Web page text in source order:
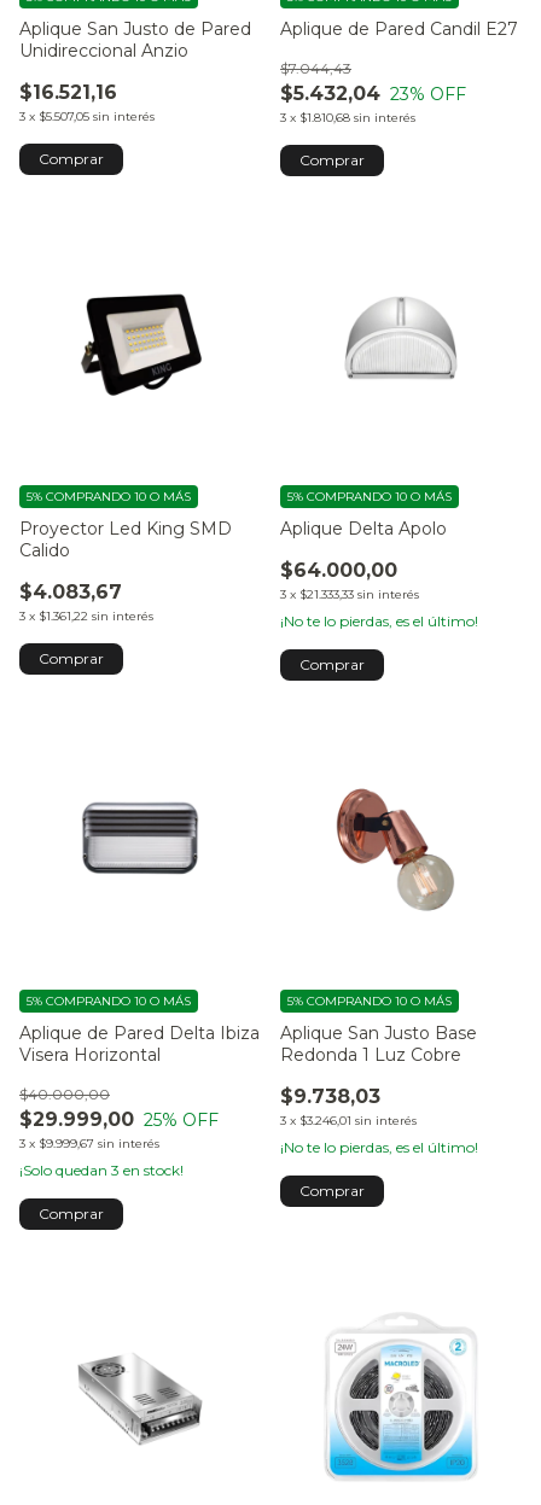
Aplique San Justo de Pared
Unidireccional Anzio
$16.521,16
3 x $5.507,05 sin interés
Aplique de Pared Candil E27
$5.432,04
$7.044,43
23% OFF
3 x $1.810,68 sin interés
Proyector Led King SMD
Calido
$4.083,67
3 x $1.361,22 sin interés
5% COMPRANDO 10 O MÁS
Comprar
Aplique Delta Apolo
$64.000,00
3 x $21.333,33 sin interés
5% COMPRANDO 10 O MÁS
¡No te lo pierdas, es el último!
Aplique de Pared Delta Ibiza
Visera Horizontal
$29.999,00
$40.000,00
25% OFF
3 x $9.999,67 sin interés
5% COMPRANDO 10 O MÁS
¡Solo quedan 3 en stock!
Aplique San Justo Base
Redonda 1 Luz Cobre
$9.738,03
3 x $3.246,01 sin interés
5% COMPRANDO 10 O MÁS
¡No te lo pierdas, es el último!